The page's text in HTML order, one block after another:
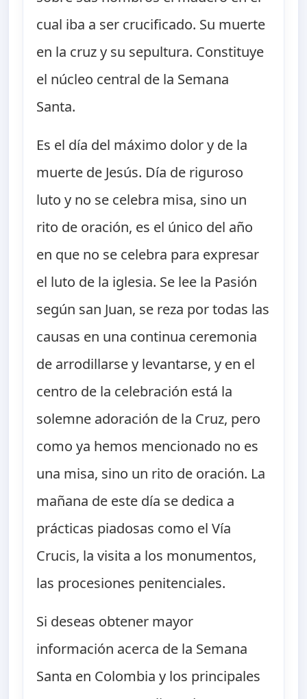
cual iba a ser crucificado. Su muerte
en la cruz y su sepultura. Constituye
el núcleo central de la Semana
Santa.
Es el día del máximo dolor y de la
muerte de Jesús. Día de riguroso
luto y no se celebra misa, sino un
rito de oración, es el único del año
en que no se celebra para expresar
el luto de la iglesia. Se lee la Pasión
según san Juan, se reza por todas las
causas en una continua ceremonia
de arrodillarse y levantarse, y en el
centro de la celebración está la
solemne adoración de la Cruz, pero
como ya hemos mencionado no es
una misa, sino un rito de oración. La
mañana de este día se dedica a
prácticas piadosas como el Vía
Crucis, la visita a los monumentos,
las procesiones penitenciales.
Si deseas obtener mayor
información acerca de la Semana
Santa en Colombia y los principales